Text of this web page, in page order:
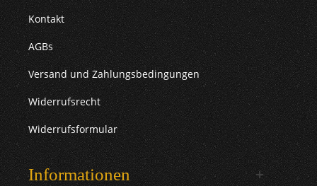
Kontakt
AGBs
Versand und Zahlungsbedingungen
Widerrufsrecht
Widerrufsformular
Informationen